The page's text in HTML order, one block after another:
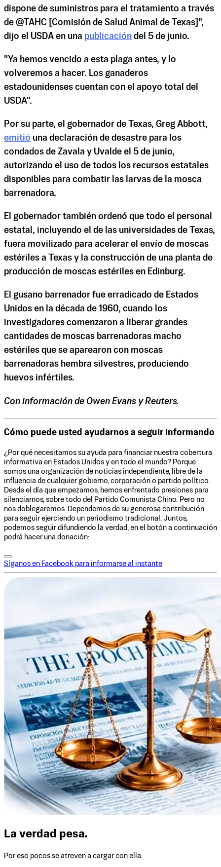
dispone de suministros para el tratamiento a través
de @TAHC [Comisión de Salud Animal de Texas]",
dijo el USDA en una publicación del 5 de junio.
"Ya hemos vencido a esta plaga antes, y lo
volveremos a hacer. Los ganaderos
estadounidenses cuentan con el apoyo total del
USDA".
Por su parte, el gobernador de Texas, Greg Abbott,
emitió una declaración de desastre para los
condados de Zavala y Uvalde el 5 de junio,
autorizando el uso de todos los recursos estatales
disponibles para combatir las larvas de la mosca
barrenadora.
El gobernador también ordenó que todo el personal
estatal, incluyendo el de las universidades de Texas,
fuera movilizado para acelerar el envío de moscas
estériles a Texas y la construcción de una planta de
producción de moscas estériles en Edinburg.
El gusano barrenador fue erradicado de Estados
Unidos en la década de 1960, cuando los
investigadores comenzaron a liberar grandes
cantidades de moscas barrenadoras macho
estériles que se aparearon con moscas
barrenadoras hembra silvestres, produciendo
huevos infértiles.
Con información de Owen Evans y Reuters.
Cómo puede usted ayudarnos a seguir informando
¿Por qué necesitamos su ayuda para financiar nuestra cobertura
informativa en Estados Unidos y en todo el mundo? Porque
somos una organización de noticias independiente, libre de la
influencia de cualquier gobierno, corporación o partido político.
Desde el día que empezamos, hemos enfrentado presiones para
silenciarnos, sobre todo del Partido Comunista Chino. Pero no
nos doblegaremos. Dependemos de su generosa contribución
para seguir ejerciendo un periodismo tradicional. Juntos,
podemos seguir difundiendo la verdad, en el botón a continuación
podrá hacer una donación:
Síganos en Facebook para informarse al instante
La verdad pesa.
Por eso pocos se atreven a cargar con ella.